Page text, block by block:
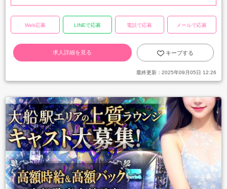
Web応募 LINEで応募 電話で応募 メールで応募
求人詳細を見る キープする
最終更新： 2025年09月05日 12:26